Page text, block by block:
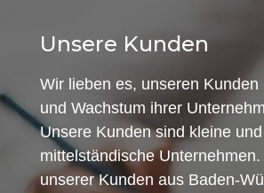
Unsere Kunden
Wir lieben es, unseren Kunden
und Wachstum ihrer
Unsere Kunden sind kleine und
mittelständische
unserer Kunden aus Baden-